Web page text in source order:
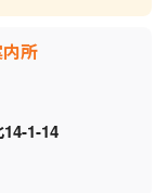
所
1-14